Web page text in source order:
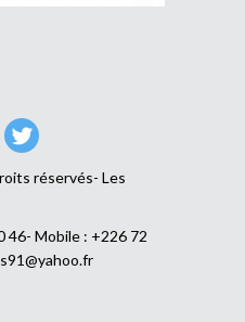
réservés- Les
46- Mobile : +226 72